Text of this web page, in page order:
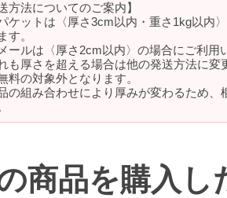
方法についてのご案内】
ケットは〈厚さ3cm以内・重さ1kg以内
す。
ールは〈厚さ2cm以内〉の場合にご利用
も厚さを超える場合は他の発送方法に変
料の対象外となります。
の組み合わせにより厚みが変わるため、
商品を購入し